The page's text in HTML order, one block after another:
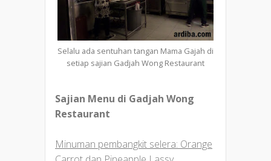
Selalu ada sentuhan tangan Mama Gajah di
setiap sajian Gadjah Wong Restaurant
Sajian Menu di Gadjah Wong
Restaurant
Minuman pembangkit selera: Orange